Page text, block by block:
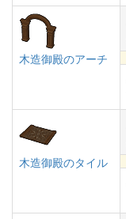
木造御殿のアーチ
木造御殿のタイル